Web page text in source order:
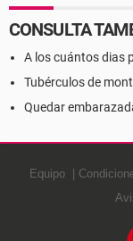
CONSULTA
A los cuántos dias
Tubérculos de
Quedar
Equipo